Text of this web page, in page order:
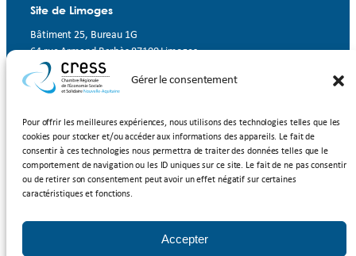
Gérer le consentement
Pour offrir les meilleures expériences, nous utilisons des technologies telles que les
cookies pour stocker et/ou accéder aux informations des appareils. Le fait de
consentir à ces technologies nous permettra de traiter des données telles que le
comportement de navigation ou les ID uniques sur ce site. Le fait de ne pas consentir
ou de retirer son consentement peut avoir un effet négatif sur certaines
caractéristiques et fonctions.
Accepter
Site de Limoges
Bâtiment 25, Bureau 1G
64 rue Armand Barbès 87100 Limoges
Contact
LinkedIn Facebook YouTube
Inscrivez-vous à notre newsletter